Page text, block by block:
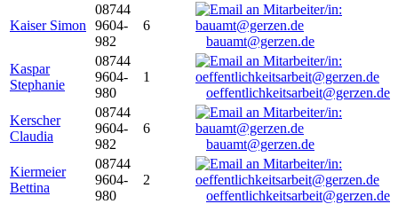
Kaiser Simon
08744
9604-
982
6
bauamt@gerzen.de
Kaspar
Stephanie
08744
9604-
980
1
oeffentlichkeitsarbeit@gerzen.de
Kerscher
Claudia
08744
9604-
982
6
bauamt@gerzen.de
Kiermeier
Bettina
08744
9604-
980
2
oeffentlichkeitsarbeit@gerzen.de